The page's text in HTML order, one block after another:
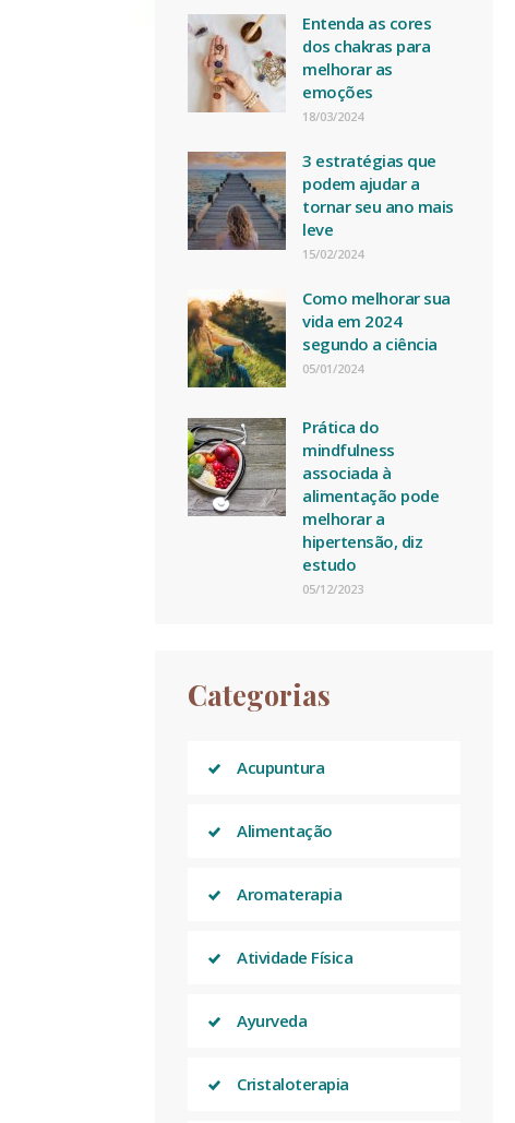
Entenda as cores
dos chakras para
melhorar as
emoções
18/03/2024
3 estratégias que
podem ajudar a
tornar seu ano mais
leve
15/02/2024
Como melhorar sua
vida em 2024
segundo a ciência
05/01/2024
Prática do
mindfulness
associada à
alimentação pode
melhorar a
hipertensão, diz
estudo
05/12/2023
Categorias
Acupuntura
Alimentação
Aromaterapia
Atividade Física
Ayurveda
Cristaloterapia